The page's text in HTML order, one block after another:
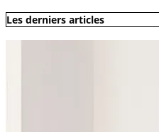
Les derniers articles